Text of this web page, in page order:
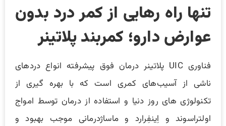
تنها راه رهایی از کمر درد بدون
عوارض دارو؛ کمربند پلاتینر
فناوری UIC پلاتینر درمان فوق پیشرفته انواع دردهای
ناشی از آسیب‌های کمری است که با بهره گیری از
تکنولوژی های روز دنیا و استفاده از درمان توسط امواج
اولتراسوند و اِینفِرارد و ماساژدرمانی موجب بهبود و